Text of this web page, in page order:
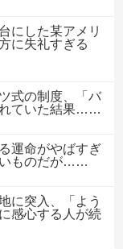
にした某アメリ
に失礼すぎる
式の制度、「バ
れていた結果……
運命がやばすぎ
いものだが……
に突入、「よう
感心する人が続